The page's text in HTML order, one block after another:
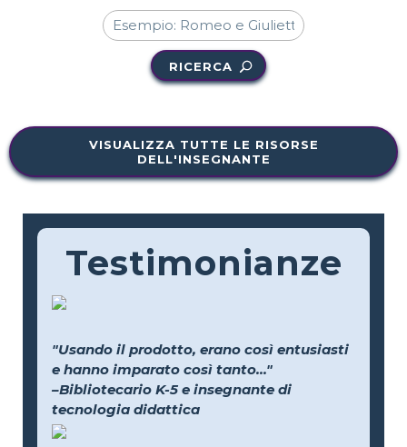
RICERCA
VISUALIZZA TUTTE LE RISORSE
DELL'INSEGNANTE
Testimonianze
"Usando il prodotto, erano così entusiasti
e hanno imparato così tanto..."
–Bibliotecario K-5 e insegnante di
tecnologia didattica